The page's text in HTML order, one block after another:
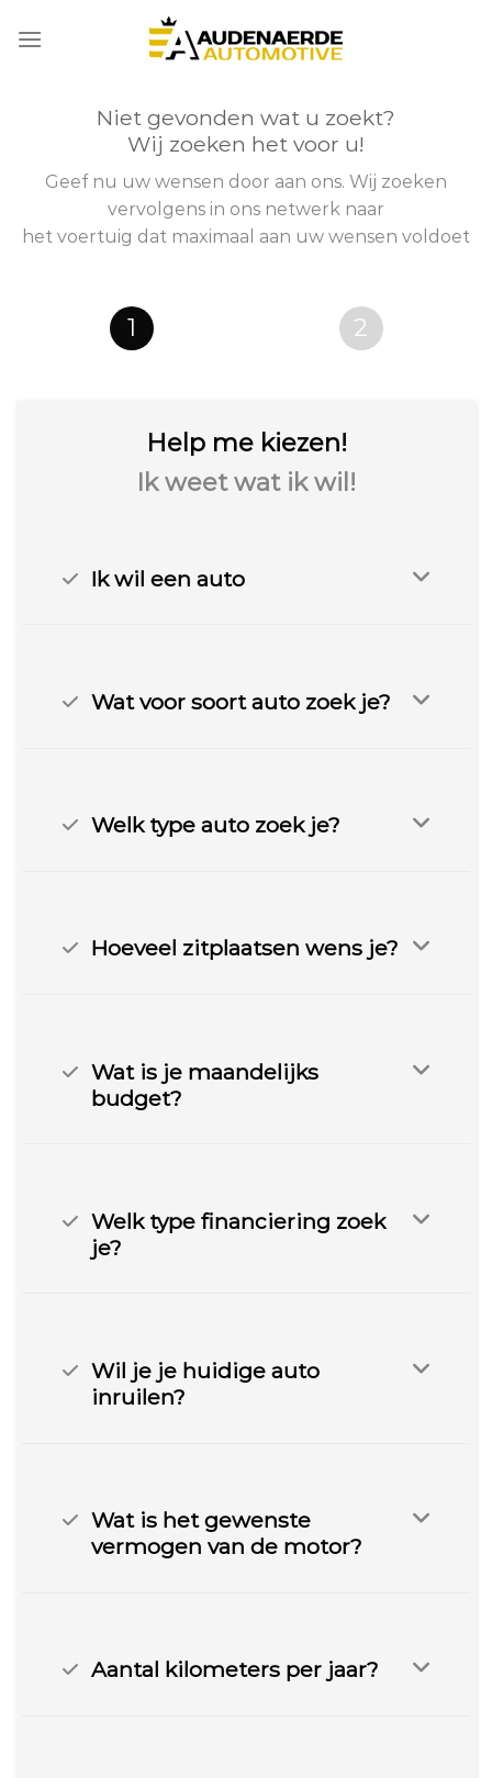
Niet gevonden wat u zoekt?
Wij zoeken het voor u!
Geef nu uw wensen door aan ons. Wij zoeken
vervolgens in ons netwerk naar
het voertuig dat maximaal aan uw wensen voldoet
1 2
Help me kiezen!
Ik weet wat ik wil!
Ik wil een auto
Wat voor soort auto zoek je?
Welk type auto zoek je?
Hoeveel zitplaatsen wens je?
Wat is je maandelijks
budget?
Welk type financiering zoek
je?
Wil je je huidige auto
inruilen?
Wat is het gewenste
vermogen van de motor?
Aantal kilometers per jaar?